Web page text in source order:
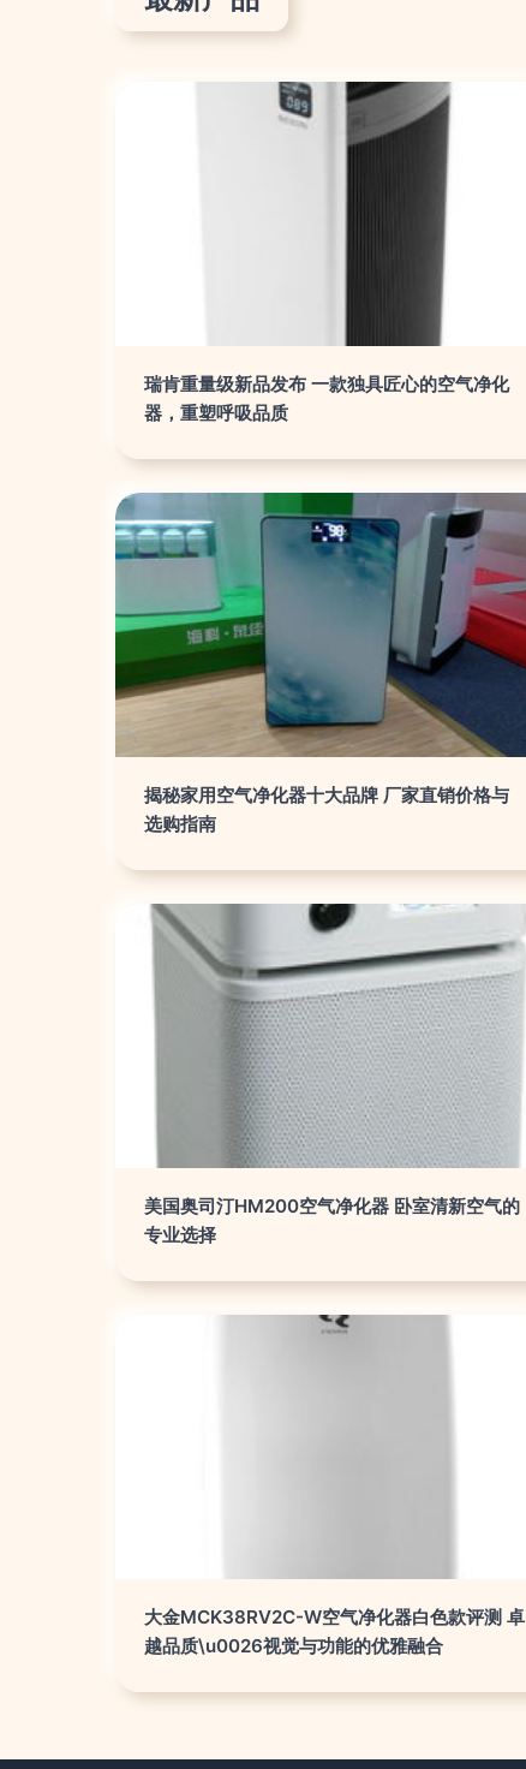
瑞肯重量级新品发布 一款独具匠心的空气净化
器，重塑呼吸品质
揭秘家用空气净化器十大品牌 厂家直销价格与
选购指南
美国奥司汀HM200空气净化器 卧室清新空气的
专业选择
大金MCK38RV2C-W空气净化器白色款评测 卓
越品质\u0026视觉与功能的优雅融合